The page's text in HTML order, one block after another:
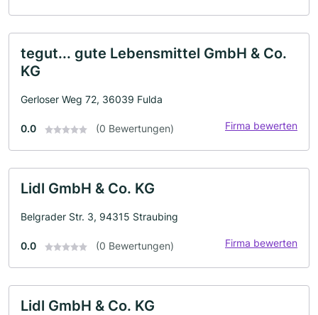
tegut... gute Lebensmittel GmbH & Co.
KG
Gerloser Weg 72, 36039 Fulda
0.0 (0 Bewertungen) Firma bewerten
Lidl GmbH & Co. KG
Belgrader Str. 3, 94315 Straubing
0.0 (0 Bewertungen) Firma bewerten
Lidl GmbH & Co. KG